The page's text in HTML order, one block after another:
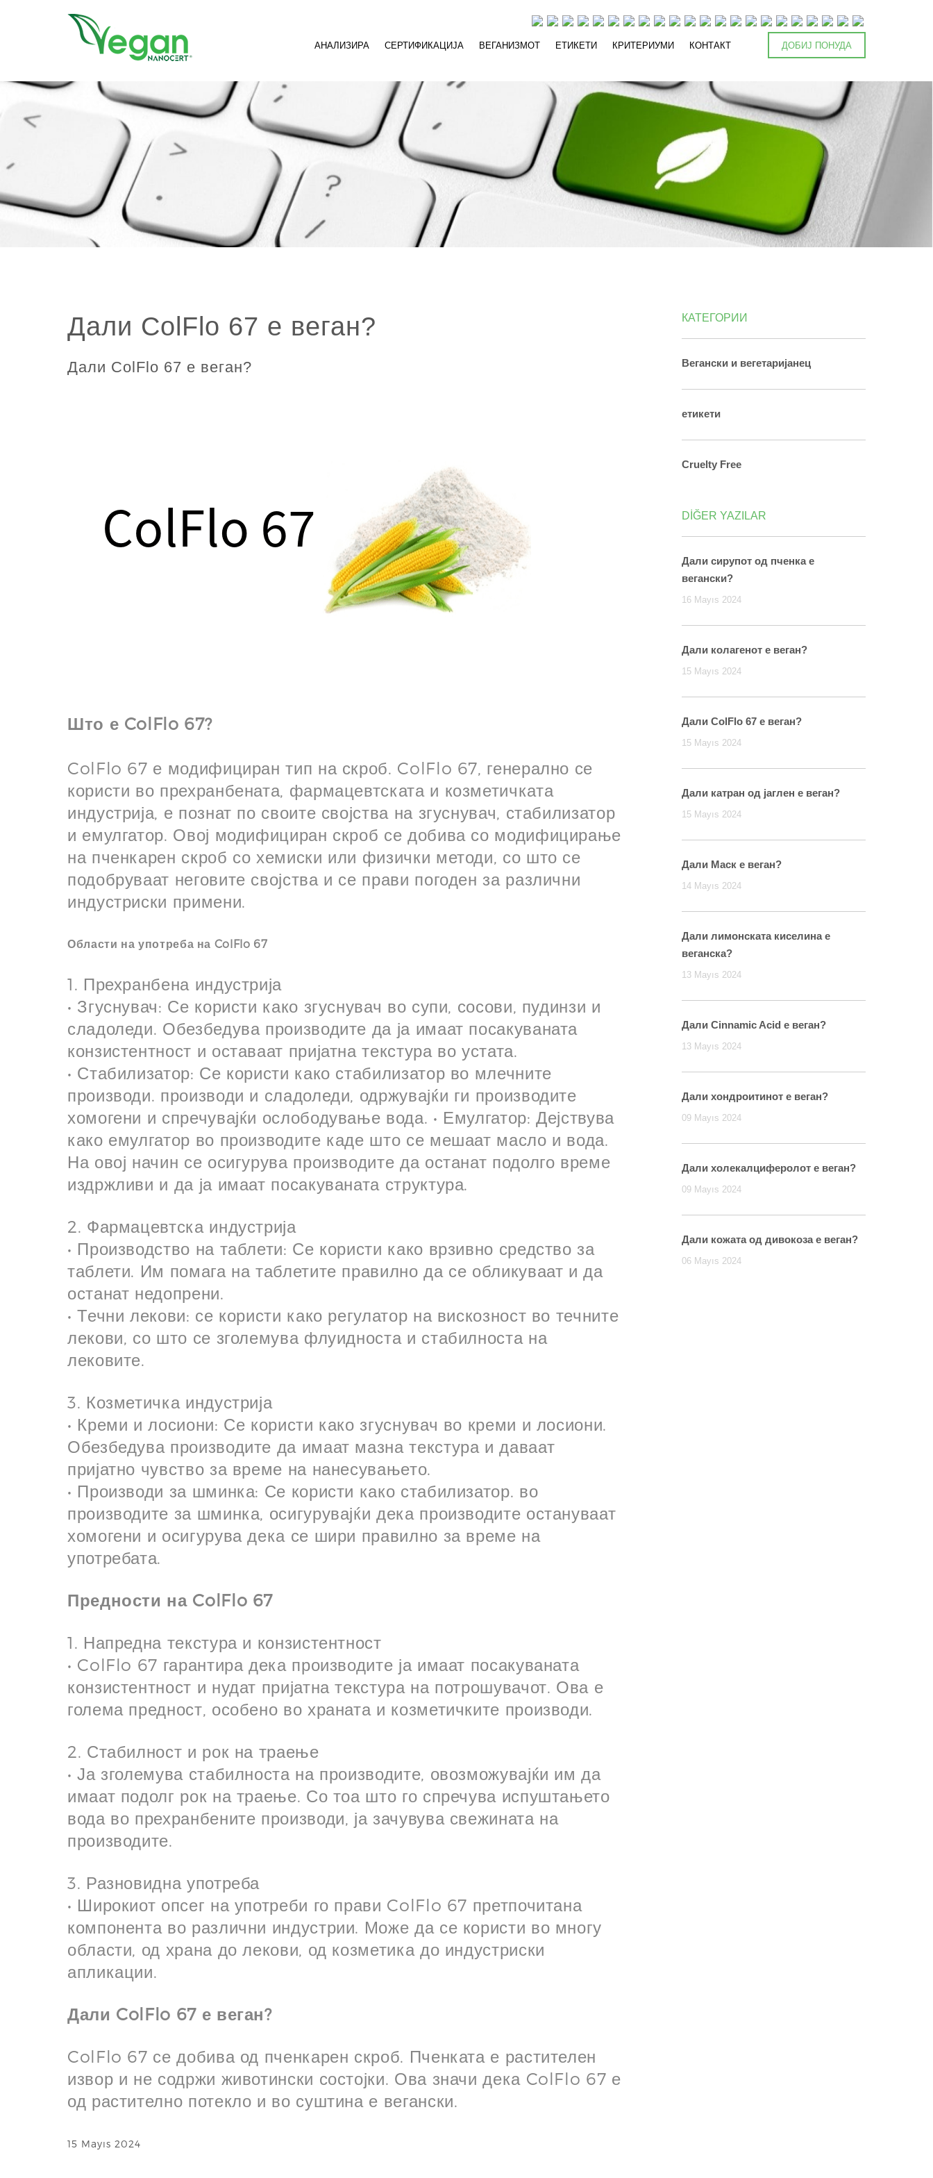
АНАЛИЗИРА СЕРТИФИКАЦИЈА ВЕГАНИЗМОТ ЕТИКЕТИ КРИТЕРИУМИ КОНТАКТ ДОБИЈ ПОНУДА
Дали ColFlo 67 е веган?
Дали ColFlo 67 е веган?
Што е ColFlo 67?
ColFlo 67 е модифициран тип на скроб. ColFlo 67, генерално се
користи во прехранбената, фармацевтската и козметичката
индустрија, е познат по своите својства на згуснувач, стабилизатор
и емулгатор. Овој модифициран скроб се добива со модифицирање
на пченкарен скроб со хемиски или физички методи, со што се
подобруваат неговите својства и се прави погоден за различни
индустриски примени.
Области на употреба на ColFlo 67
1. Прехранбена индустрија
• Згуснувач: Се користи како згуснувач во супи, сосови, пудинзи и
сладоледи. Обезбедува производите да ја имаат посакуваната
конзистентност и оставаат пријатна текстура во устата.
• Стабилизатор: Се користи како стабилизатор во млечните
производи. производи и сладоледи, одржувајќи ги производите
хомогени и спречувајќи ослободување вода. • Емулгатор: Дејствува
како емулгатор во производите каде што се мешаат масло и вода.
На овој начин се осигурува производите да останат подолго време
издржливи и да ја имаат посакуваната структура.
2. Фармацевтска индустрија
• Производство на таблети: Се користи како врзивно средство за
таблети. Им помага на таблетите правилно да се обликуваат и да
останат недопрени.
• Течни лекови: се користи како регулатор на вискозност во течните
лекови, со што се зголемува флуидноста и стабилноста на
лековите.
3. Козметичка индустрија
• Креми и лосиони: Се користи како згуснувач во креми и лосиони.
Обезбедува производите да имаат мазна текстура и даваат
пријатно чувство за време на нанесувањето.
• Производи за шминка: Се користи како стабилизатор. во
производите за шминка, осигурувајќи дека производите остануваат
хомогени и осигурува дека се шири правилно за време на
употребата.
Предности на ColFlo 67
1. Напредна текстура и конзистентност
• ColFlo 67 гарантира дека производите ја имаат посакуваната
конзистентност и нудат пријатна текстура на потрошувачот. Ова е
голема предност, особено во храната и козметичките производи.
2. Стабилност и рок на траење
• Ја зголемува стабилноста на производите, овозможувајќи им да
имаат подолг рок на траење. Со тоа што го спречува испуштањето
вода во прехранбените производи, ја зачувува свежината на
производите.
3. Разновидна употреба
• Широкиот опсег на употреби го прави ColFlo 67 претпочитана
компонента во различни индустрии. Може да се користи во многу
области, од храна до лекови, од козметика до индустриски
апликации.
Дали ColFlo 67 е веган?
ColFlo 67 се добива од пченкарен скроб. Пченката е растителен
извор и не содржи животински состојки. Ова значи дека ColFlo 67 е
од растително потекло и во суштина е вегански.
15 Mayıs 2024
КАТЕГОРИИ
Вегански и вегетаријанец
етикети
Cruelty Free
DİĞER YAZILAR
Дали сирупот од пченка е
вегански?
16 Mayıs 2024
Дали колагенот е веган?
15 Mayıs 2024
Дали ColFlo 67 е веган?
15 Mayıs 2024
Дали катран од јаглен е веган?
15 Mayıs 2024
Дали Маск е веган?
14 Mayıs 2024
Дали лимонската киселина е
веганска?
13 Mayıs 2024
Дали Cinnamic Acid е веган?
13 Mayıs 2024
Дали хондроитинот е веган?
09 Mayıs 2024
Дали холекалциферолот е веган?
09 Mayıs 2024
Дали кожата од дивокоза е веган?
06 Mayıs 2024